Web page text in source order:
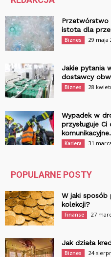
Przetwórstwo
istota dla
Biznes 29 maja
Jakie pytania
dostawcy
Biznes 28
Wypadek w
przysługuje
Kariera 31
POPULARNE POSTY
W jaki sposób
kolekcji?
Finanse 27
Jak działa
Biznes 24